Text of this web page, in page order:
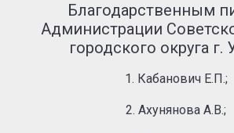
Благодарственным
Администрации
городского округа г.
1. Кабанович Е.П.;
2. Ахунянова А.В.;